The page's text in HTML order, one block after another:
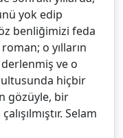
yok edip
benliğimizi feda
o yılların
derlenmiş ve o
hiçbir
gözüyle, bir
Selam